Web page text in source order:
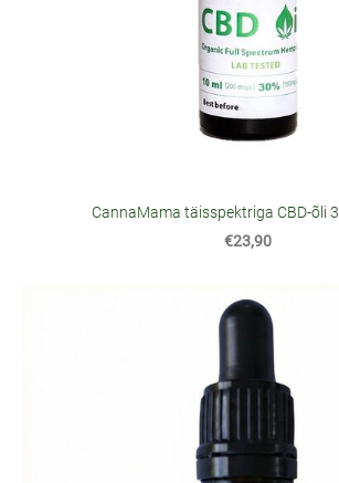
CannaMama täisspektriga CBD-õli
€23,90